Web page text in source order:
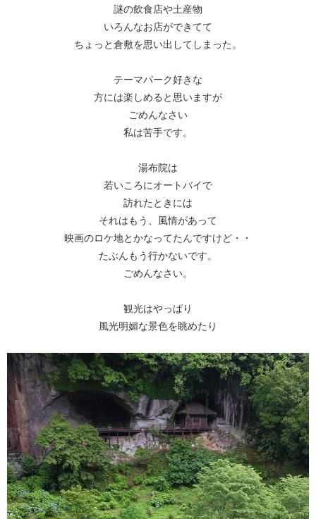
謎の飲食店や土産物
いろんなお店ができてて
ちょっと倉敷を思い出してしまった。
テーマパーク好きな
方には楽しめると思いますが
ごめんなさい
私は苦手です。
湯布院は
若いころにオートバイで
訪れたときには
それはもう、風情があって
映画のロケ地とかなってたんですけど・・
たぶんもう行かないです。
ごめんなさい。
観光はやっぱり
風光明媚な景色を眺めたり